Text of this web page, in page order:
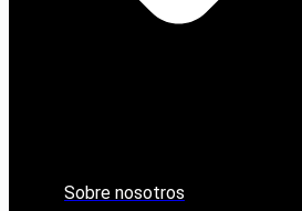
Sobre nosotros